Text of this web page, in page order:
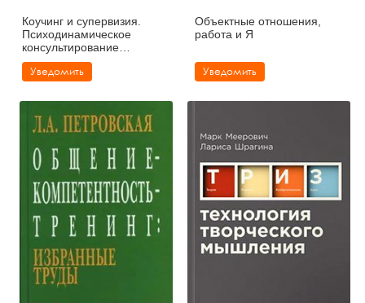
Коучинг и супервизия.
Психодинамическое
консультирование
руководителей
Уведомить
Объектные отношения,
работа и Я
Уведомить